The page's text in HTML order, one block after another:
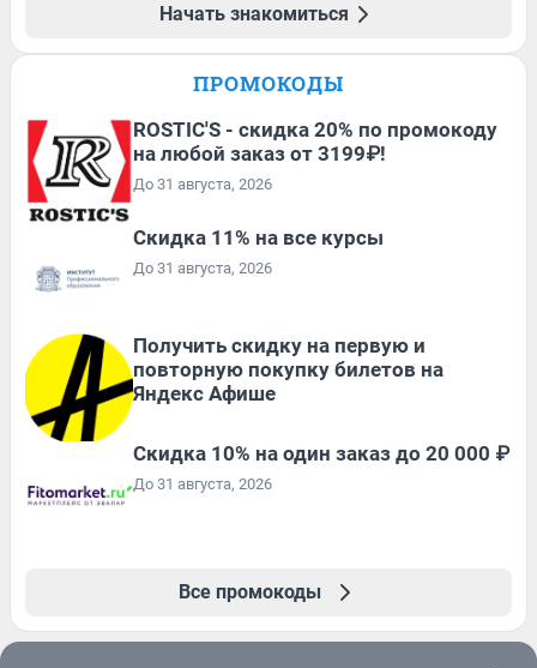
Начать знакомиться
ПРОМОКОДЫ
ROSTIC'S - скидка 20% по промокоду
на любой заказ от 3199₽!
До 31 августа, 2026
Скидка 11% на все курсы
До 31 августа, 2026
Получить скидку на первую и
повторную покупку билетов на
Яндекс Афише
Скидка 10% на один заказ до 20 000 ₽
До 31 августа, 2026
Все промокоды